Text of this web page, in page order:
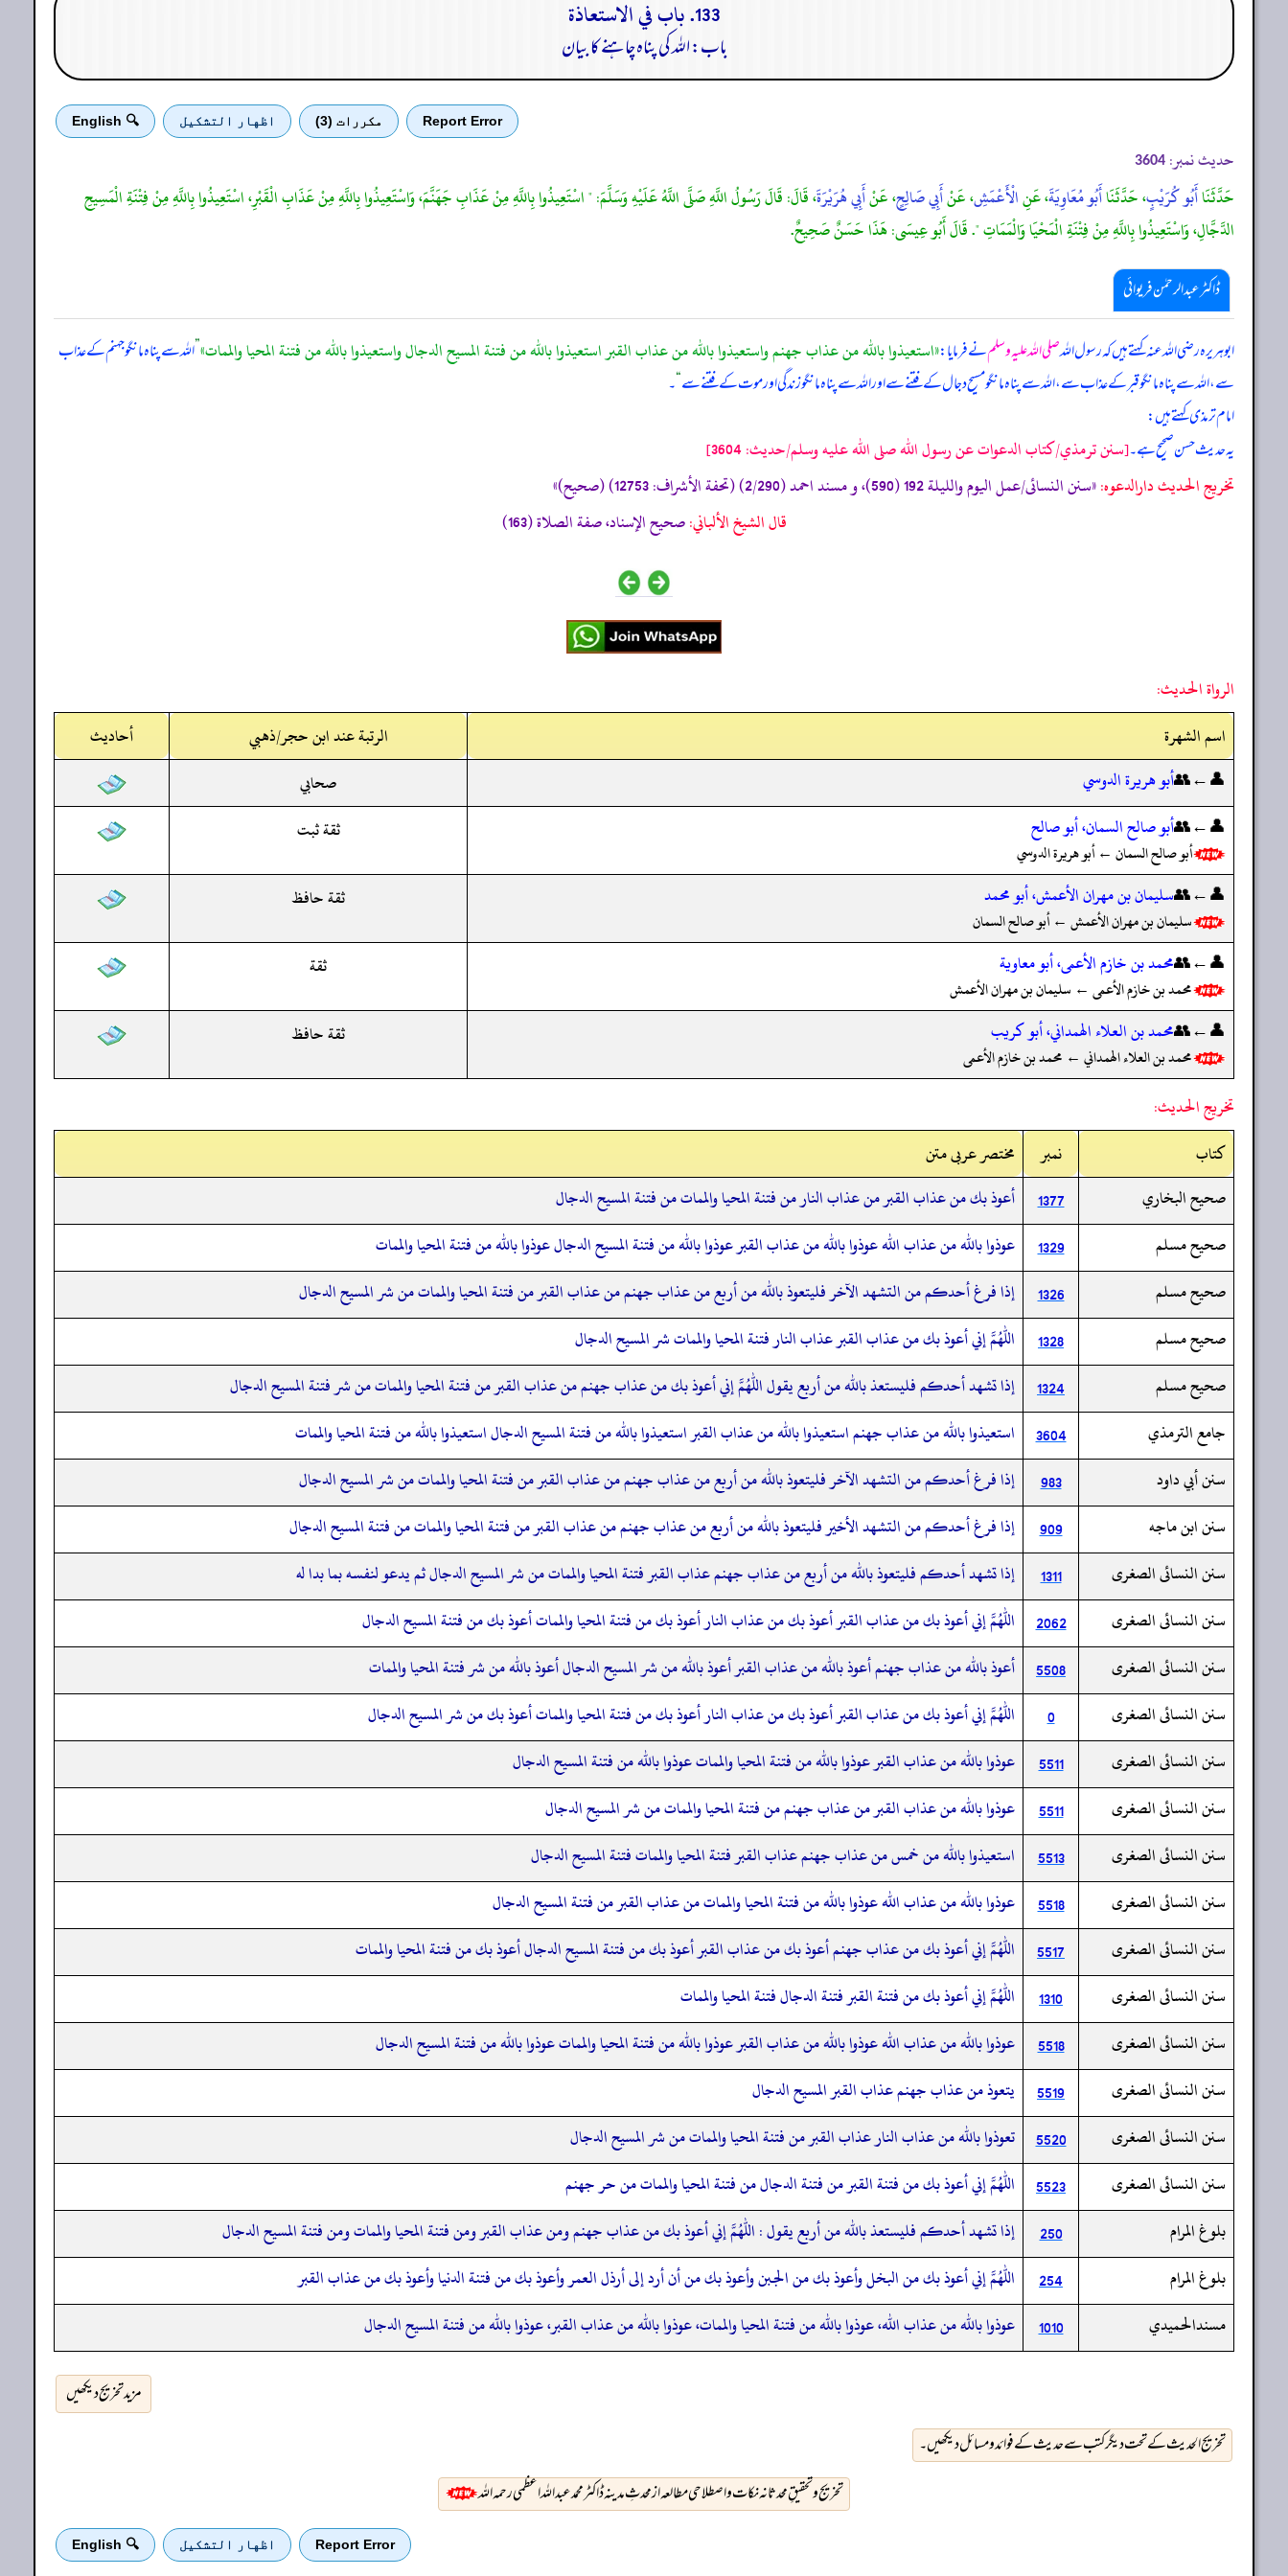
133. باب في الاستعاذة
باب: اللہ کی پناہ چاہنے کا بیان
Report Error مكررات (3) اظهار التشكيل 🔍 English
حدیث نمبر: 3604
حَدَّثَنَاأَبُو كُرَيْبٍ، حَدَّثَنَاأَبُو مُعَاوِيَةَ، عَنِالْأَعْمَشِ، عَنْأَبِي صَالِحٍ، عَنْأَبِي هُرَيْرَةَ، قَالَ: قَالَ رَسُولُ اللَّهِ صَلَّى اللَّهُ عَلَيْهِ وَسَلَّمَ: " اسْتَعِيذُوا بِاللَّهِ مِنْ عَذَابِ جَهَنَّمَ، وَاسْتَعِيذُوا بِاللَّهِ مِنْ عَذَابِ الْقَبْرِ، اسْتَعِيذُوا بِاللَّهِ مِنْ فِتْنَةِ الْمَسِيحِ
الدَّجَّالِ، وَاسْتَعِيذُوا بِاللَّهِ مِنْ فِتْنَةِ الْمَحْيَا وَالْمَمَاتِ ". قَالَ أَبُو عِيسَى: هَذَا حَسَنٌ صَحِيحٌ.
ڈاکٹر عبدالرحمٰن فریوائی
ابوہریرہ رضی الله عنہ کہتے ہیں کہرسول اللہصلی اللہ علیہ وسلمنے فرمایا:«استعيذوا بالله من عذاب جهنم واستعيذوا بالله من عذاب القبر استعيذوا بالله من فتنة المسيح الدجال واستعيذوا بالله من فتنة المحيا والممات»”اللہ سے پناہ مانگو جہنم کے عذاب
سے، اللہ سے پناہ مانگو قبر کے عذاب سے، اللہ سے پناہ مانگو مسیح دجال کے فتنے سے اور اللہ سے پناہ مانگو زندگی اور موت کے فتنے سے“۔
امام ترمذی کہتے ہیں:
یہ حدیث حسن صحیح ہے۔[سنن ترمذي/كتاب الدعوات عن رسول الله صلى الله عليه وسلم/حدیث: 3604]
تخریج الحدیث دارالدعوہ:«سنن النسائی/عمل الیوم واللیلة 192 (590)، و مسند احمد (2/290) (تحفة الأشراف: 12753) (صحیح)»
قال الشيخ الألباني:صحيح الإسناد، صفة الصلاة (163)
الرواة الحديث:
اسم الشهرة
الرتبة عند ابن حجر/ذهبي
أحاديث
👤←👥أبو هريرة الدوسي
صحابي
👤←👥أبو صالح السمان، أبو صالح
أبو صالح السمان ← أبو هريرة الدوسي
ثقة ثبت
👤←👥سليمان بن مهران الأعمش، أبو محمد
سليمان بن مهران الأعمش ← أبو صالح السمان
ثقة حافظ
👤←👥محمد بن خازم الأعمى، أبو معاوية
محمد بن خازم الأعمى ← سليمان بن مهران الأعمش
ثقة
👤←👥محمد بن العلاء الهمداني، أبو كريب
محمد بن العلاء الهمداني ← محمد بن خازم الأعمى
ثقة حافظ
تخريج الحديث:
کتاب
نمبر
مختصر عربی متن
صحيح البخاري
1377
أعوذ بك من عذاب القبر من عذاب النار من فتنة المحيا والممات من فتنة المسيح الدجال
صحيح مسلم
1329
عوذوا بالله من عذاب الله عوذوا بالله من عذاب القبر عوذوا بالله من فتنة المسيح الدجال عوذوا بالله من فتنة المحيا والممات
صحيح مسلم
1326
إذا فرغ أحدكم من التشهد الآخر فليتعوذ بالله من أربع من عذاب جهنم من عذاب القبر من فتنة المحيا والممات من شر المسيح الدجال
صحيح مسلم
1328
اللهم إني أعوذ بك من عذاب القبر عذاب النار فتنة المحيا والممات شر المسيح الدجال
صحيح مسلم
1324
إذا تشهد أحدكم فليستعذ بالله من أربع يقول اللهم إني أعوذ بك من عذاب جهنم من عذاب القبر من فتنة المحيا والممات من شر فتنة المسيح الدجال
جامع الترمذي
3604
استعيذوا بالله من عذاب جهنم استعيذوا بالله من عذاب القبر استعيذوا بالله من فتنة المسيح الدجال استعيذوا بالله من فتنة المحيا والممات
سنن أبي داود
983
إذا فرغ أحدكم من التشهد الآخر فليتعوذ بالله من أربع من عذاب جهنم من عذاب القبر من فتنة المحيا والممات من شر المسيح الدجال
سنن ابن ماجه
909
إذا فرغ أحدكم من التشهد الأخير فليتعوذ بالله من أربع من عذاب جهنم من عذاب القبر من فتنة المحيا والممات من فتنة المسيح الدجال
سنن النسائى الصغرى
1311
إذا تشهد أحدكم فليتعوذ بالله من أربع من عذاب جهنم عذاب القبر فتنة المحيا والممات من شر المسيح الدجال ثم يدعو لنفسه بما بدا له
سنن النسائى الصغرى
2062
اللهم إني أعوذ بك من عذاب القبر أعوذ بك من عذاب النار أعوذ بك من فتنة المحيا والممات أعوذ بك من فتنة المسيح الدجال
سنن النسائى الصغرى
5508
أعوذ بالله من عذاب جهنم أعوذ بالله من عذاب القبر أعوذ بالله من شر المسيح الدجال أعوذ بالله من شر فتنة المحيا والممات
سنن النسائى الصغرى
0
اللهم إني أعوذ بك من عذاب القبر أعوذ بك من عذاب النار أعوذ بك من فتنة المحيا والممات أعوذ بك من شر المسيح الدجال
سنن النسائى الصغرى
5511
عوذوا بالله من عذاب القبر عوذوا بالله من فتنة المحيا والممات عوذوا بالله من فتنة المسيح الدجال
سنن النسائى الصغرى
5511
عوذوا بالله من عذاب القبر من عذاب جهنم من فتنة المحيا والممات من شر المسيح الدجال
سنن النسائى الصغرى
5513
استعيذوا بالله من خمس من عذاب جهنم عذاب القبر فتنة المحيا والممات فتنة المسيح الدجال
سنن النسائى الصغرى
5518
عوذوا بالله من عذاب الله عوذوا بالله من فتنة المحيا والممات من عذاب القبر من فتنة المسيح الدجال
سنن النسائى الصغرى
5517
اللهم إني أعوذ بك من عذاب جهنم أعوذ بك من عذاب القبر أعوذ بك من فتنة المسيح الدجال أعوذ بك من فتنة المحيا والممات
سنن النسائى الصغرى
1310
اللهم إني أعوذ بك من فتنة القبر فتنة الدجال فتنة المحيا والممات
سنن النسائى الصغرى
5518
عوذوا بالله من عذاب الله عوذوا بالله من عذاب القبر عوذوا بالله من فتنة المحيا والممات عوذوا بالله من فتنة المسيح الدجال
سنن النسائى الصغرى
5519
يتعوذ من عذاب جهنم عذاب القبر المسيح الدجال
سنن النسائى الصغرى
5520
تعوذوا بالله من عذاب النار عذاب القبر من فتنة المحيا والممات من شر المسيح الدجال
سنن النسائى الصغرى
5523
اللهم إني أعوذ بك من فتنة القبر من فتنة الدجال من فتنة المحيا والممات من حر جهنم
بلوغ المرام
250
إذا تشهد أحدكم فليستعذ بالله من أربع يقول : اللهم إني أعوذ بك من عذاب جهنم ومن عذاب القبر ومن فتنة المحيا والممات ومن فتنة المسيح الدجال
بلوغ المرام
254
اللهم إني أعوذ بك من البخل وأعوذ بك من الجبن وأعوذ بك من أن أرد إلى أرذل العمر وأعوذ بك من فتنة الدنيا وأعوذ بك من عذاب القبر
مسندالحميدي
1010 عوذوا بالله من عذاب الله، عوذوا بالله من فتنة المحيا والممات، عوذوا بالله من عذاب القبر، عوذوا بالله من فتنة المسيح الدجال
مزید تخریج دیکھیں
تخریج الحدیث کے تحت دیگر کتب سے حدیث کے فوائد و مسائل دیکھیں۔
تخريج وتحقيقِ محدثانہ نکات و اصطلاحی مطالعہ از محدثِ مدینہ ڈاکٹر محمد عبداللہ اعظمی رحمہ اللہ
Report Error اظهار التشكيل 🔍 English